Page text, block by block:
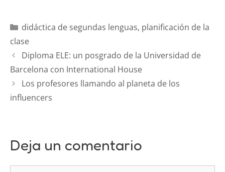
didáctica de segundas lenguas, planificación de la
clase
Diploma ELE: un posgrado de la Universidad de
Barcelona con International House
Los profesores llamando al planeta de los
influencers
Deja un comentario